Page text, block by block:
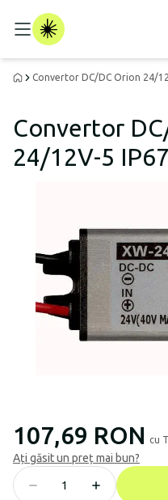
Convertor DC/DC Orion 24/
Convertor
24/12V-5 IP67
107,69 RON cu
Ați găsit un preț mai bun?